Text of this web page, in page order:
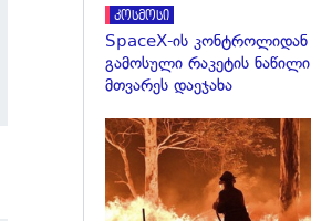
კოსმოსი
SpaceX-ის კონტროლიდან
გამოსული რაკეტის ნაწილი
მთვარეს დაეჯახა